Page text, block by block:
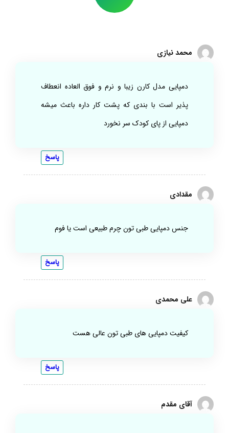
محمد نیازی
دمپایی مدل کارن زیبا و نرم و فوق العاده انعطاف
پذیر است با بندی که پشت کار داره باعث میشه
دمپایی از پای کودک سر نخورد
پاسخ
مقدادی
جنس دمپایی طبی تون چرم طبیعی است یا فوم
پاسخ
علی محمدی
کیفیت دمپایی های طبی تون عالی هست
پاسخ
آقای مقدم